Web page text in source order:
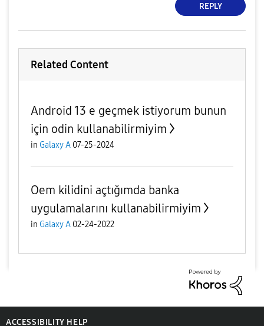
REPLY
Related Content
Android 13 e geçmek istiyorum bunun
için odin kullanabilirmiyim
in Galaxy A 07-25-2024
Oem kilidini açtığımda banka
uygulamalarını kullanabilirmiyim
in Galaxy A 02-24-2022
ACCESSIBILITY HELP